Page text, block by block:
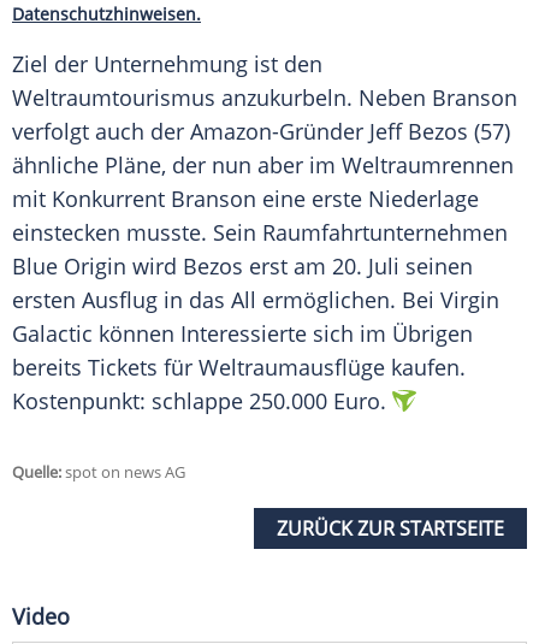
Datenschutzhinweisen.
Ziel der Unternehmung ist den
Weltraumtourismus anzukurbeln. Neben Branson
verfolgt auch der Amazon-Gründer Jeff Bezos (57)
ähnliche Pläne, der nun aber im Weltraumrennen
mit Konkurrent Branson eine erste Niederlage
einstecken musste. Sein Raumfahrtunternehmen
Blue Origin wird Bezos erst am 20. Juli seinen
ersten Ausflug in das All ermöglichen. Bei Virgin
Galactic können Interessierte sich im Übrigen
bereits Tickets für Weltraumausflüge kaufen.
Kostenpunkt: schlappe 250.000 Euro.
Quelle:spot on news AG
ZURÜCK ZUR STARTSEITE
Video